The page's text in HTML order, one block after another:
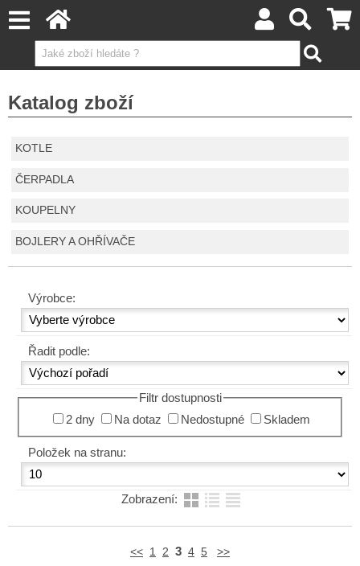
Katalog zboží
KOTLE
ČERPADLA
KOUPELNY
BOJLERY A OHŘÍVAČE
Výrobce:
Řadit podle:
Filtr dostupnosti
2 dny
Na dotaz Nedostupné Skladem
Položek na stranu:
Zobrazení:
<< 1 2 3 4 5 >>